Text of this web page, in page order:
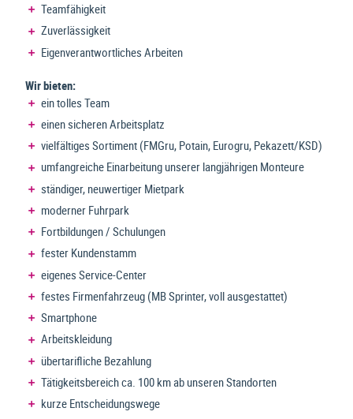
Teamfähigkeit
Zuverlässigkeit
Eigenverantwortliches Arbeiten
Wir bieten:
ein tolles Team
einen sicheren Arbeitsplatz
vielfältiges Sortiment (FMGru, Potain, Eurogru, Pekazett/KSD)
umfangreiche Einarbeitung unserer langjährigen Monteure
ständiger, neuwertiger Mietpark
moderner Fuhrpark
Fortbildungen / Schulungen
fester Kundenstamm
eigenes Service-Center
festes Firmenfahrzeug (MB Sprinter, voll ausgestattet)
Smartphone
Arbeitskleidung
übertarifliche Bezahlung
Tätigkeitsbereich ca. 100 km ab unseren Standorten
kurze Entscheidungswege